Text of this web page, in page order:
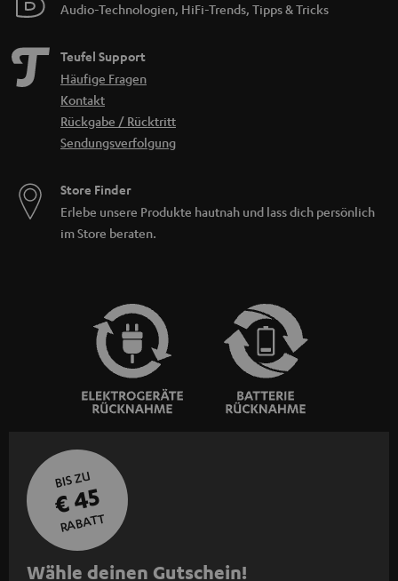
Audio-Technologien, HiFi-Trends, Tipps & Tricks
Teufel Support
Häufige Fragen
Kontakt
Rückgabe / Rücktritt
Sendungsverfolgung
Store Finder
Erlebe unsere Produkte hautnah und lass dich persönlich
im Store beraten.
BIS ZU
€ 45
RABATT
N
Wähle deinen Gutschein!